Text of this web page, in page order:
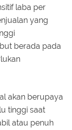
laba per
yang
berada pada
akan berupaya
tinggi saat
atau penuh